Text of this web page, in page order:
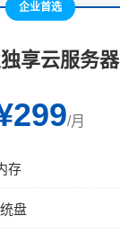
企业首选
享云服务器
/月
存
盘